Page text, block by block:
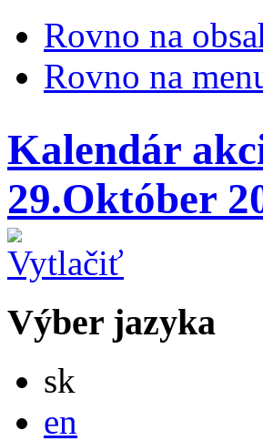
Rovno na
Rovno na
Kalendár
29.Október
Výber jazyka
sk
en